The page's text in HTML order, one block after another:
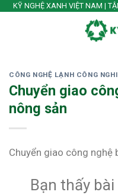
SkipKỸ NGHỆ XANH VIỆT NAM |
CÔNG NGHỆ LẠNH CÔNG
Chuyển giao
nông sản
Chuyển giao công nghệ
Bạn thấy